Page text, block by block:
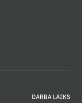
DARBA LAIKS